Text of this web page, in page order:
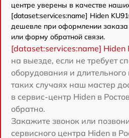
центре уверены в качестве
[dataset:services:name] Hiden
дешевле при оформлении заказа
или форму обратной связи.
[dataset:services:name] Hiden
на выезде, если не требует
оборудования и
таких случаях наш мастер
в сервис-центр Hiden в
обратно.
Закажите звонок или
сервисного центра Hiden в